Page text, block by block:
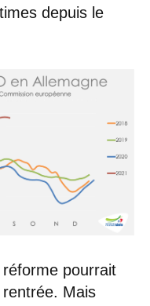
depuis le
pourrait
Mais